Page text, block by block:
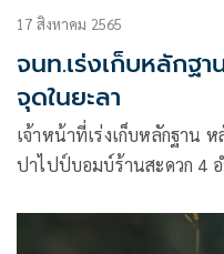
17 สิงหาคม 2565
จนท.เร่งเก็บหลักฐ
จุดในยะลา
เจ้าหน้าที่เร่งเก็บหลักฐาน
ปาไปป์บอมบ์ร้านสะดวก 4 อ